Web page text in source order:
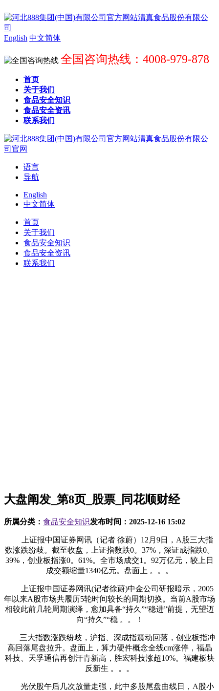
English 中文简体
全国咨询热线：4008-979-878
首页
关于我们
食品安全知识
食品安全资讯
联系我们
语言
导航
English
中文简体
首页
关于我们
食品安全知识
食品安全资讯
联系我们
大盘阐发_第8页_股票_同花顺财经
所属分类： 食品安全知识发布时间： 2025-12-16 15:02
上证报中国证券网讯（记者 徐蔚）12月9日，A股三大指
数涨跌纷歧。截至收盘，上证指数跌0。37%，深证成指跌0。
39%，创业板指涨0。61%。全市场成交1。92万亿元，较上日
成交额缩量1340亿元。盘面上 。。。
上证报中国证券网讯(记者徐蔚)中金公司研报暗示，2005
年以来A股市场共履历5轮时间较长的周期切换。当前A股市场
相较此前几轮周期演绎，愈加具备“持久”“稳进”前提，无望迈
向“持久”“稳 。。！
三大指数涨跌纷歧，沪指、深成指震动回落，创业板指冲
高回落尾盘拉升。盘面上，算力硬件概念全线cm涨停，福晶
科技、天孚通信再创汗青新高，胜宏科技涨超10%。福建板块
反新生 。。。
光伏股午后几次放量走强，此中多股尾盘曲线日，A股小